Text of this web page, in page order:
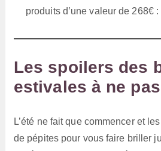
produits d’une valeur de 268€ :
Les spoilers des
estivales à ne
L’été ne fait que commencer et
de pépites pour vous faire briller